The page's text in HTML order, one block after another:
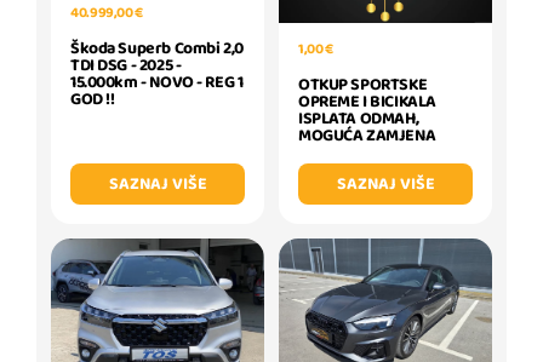
40.999,00 €
Škoda Superb Combi 2,0
TDI DSG - 2025 -
15.000km - NOVO - REG 1
GOD !!
SAZNAJ VIŠE
1,00 €
OTKUP SPORTSKE
OPREME I BICIKALA
ISPLATA ODMAH,
MOGUĆA ZAMJENA
SAZNAJ VIŠE